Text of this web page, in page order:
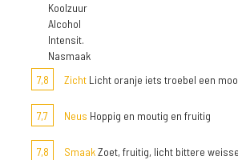
Koolzuur
Alcohol
Intensit.
Nasmaak
7,8
Zicht Licht oranje iets troebel een
7,7 Neus Hoppig en moutig en fruitig
7,8 SmaakZoet, fruitig, licht bittere weisse